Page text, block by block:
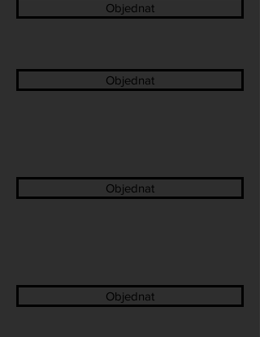
Objednat
Objednat
Objednat
Objednat